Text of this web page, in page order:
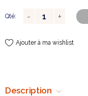
Qté:
Ajouter à ma wishlist
Description